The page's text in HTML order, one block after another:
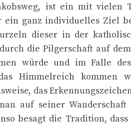
ist ein mit vielen
ganz individuelles Ziel
dieser in der
die Pilgerschaft auf
würde und im Falle
Himmelreich kommen
das
auf seiner
besagt die Tradition,